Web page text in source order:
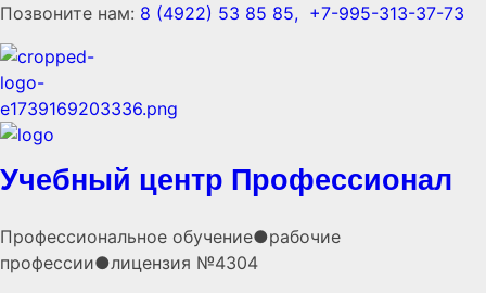
Позвоните нам: 8 (4922) 53 85 85, +7-995-313-37-73
Учебный центр Профессионал
Профессиональное обучение●рабочие
профессии●лицензия №4304